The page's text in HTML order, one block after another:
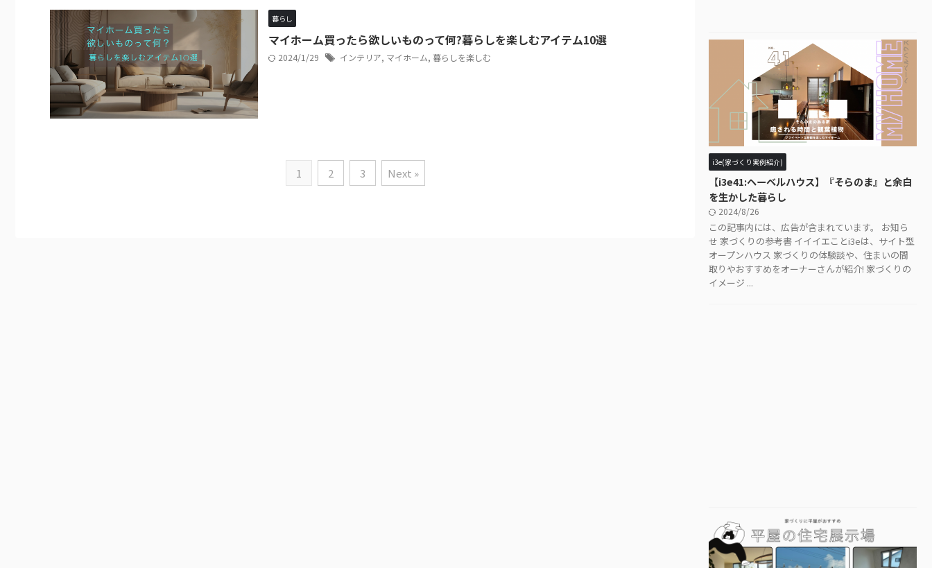
暮らし
マイホーム買ったら欲しいものって何?暮らしを楽しむアイテム10選
2024/1/29 インテリア, マイホーム, 暮らしを楽しむ
1 2 3 Next »
i3e(家づくり実例紹介)
【i3e41:ヘーベルハウス】『そらのま』と余白
を生かした暮らし
2024/8/26
この記事内には、広告が含まれています。 お知ら
せ 家づくりの参考書 イイイエことi3eは、サイト型
オープンハウス 家づくりの体験談や、住まいの間
取りやおすすめをオーナーさんが紹介! 家づくりの
イメージ ...